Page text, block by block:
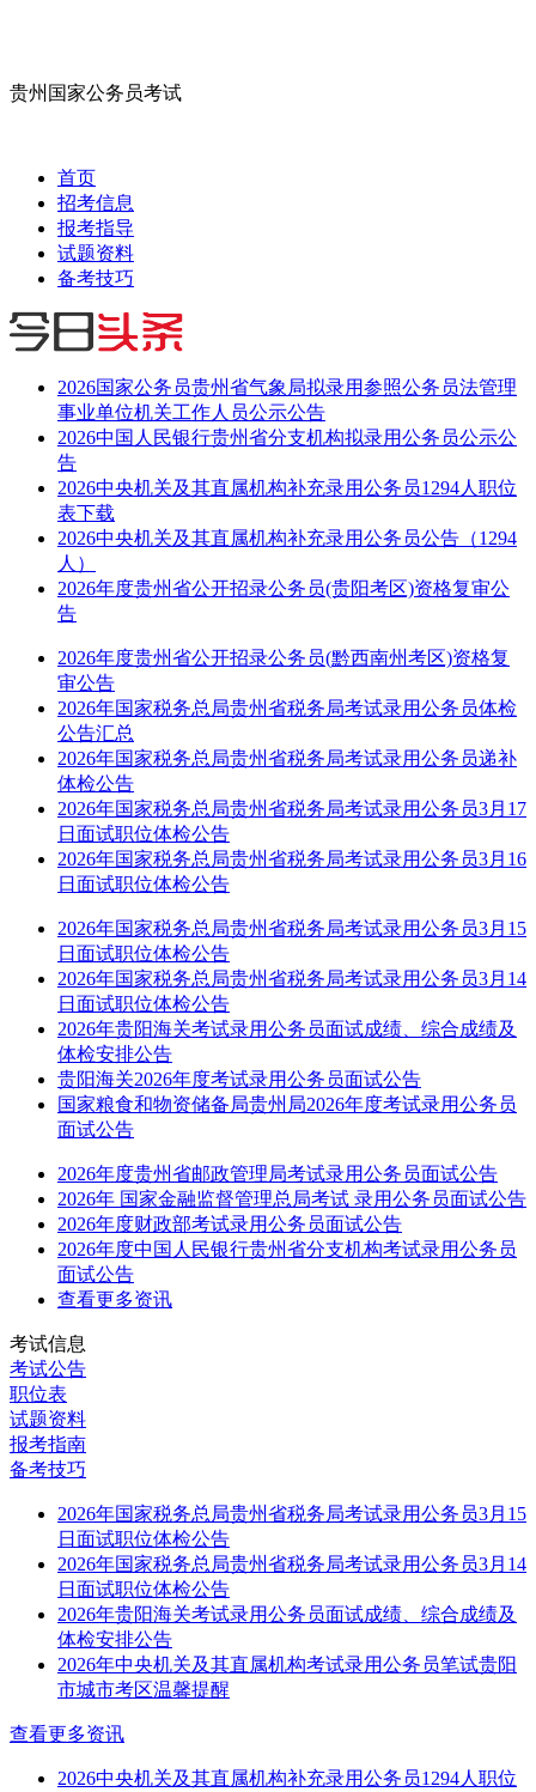
贵州国家公务员考试
首页
招考信息
报考指导
试题资料
备考技巧
2026国家公务员贵州省气象局拟录用参照公务员法管理
事业单位机关工作人员公示公告
2026中国人民银行贵州省分支机构拟录用公务员公示公
告
2026中央机关及其直属机构补充录用公务员1294人职位
表下载
2026中央机关及其直属机构补充录用公务员公告（1294
人）
2026年度贵州省公开招录公务员(贵阳考区)资格复审公
告
2026年度贵州省公开招录公务员(黔西南州考区)资格复
审公告
2026年国家税务总局贵州省税务局考试录用公务员体检
公告汇总
2026年国家税务总局贵州省税务局考试录用公务员递补
体检公告
2026年国家税务总局贵州省税务局考试录用公务员3月17
日面试职位体检公告
2026年国家税务总局贵州省税务局考试录用公务员3月16
日面试职位体检公告
2026年国家税务总局贵州省税务局考试录用公务员3月15
日面试职位体检公告
2026年国家税务总局贵州省税务局考试录用公务员3月14
日面试职位体检公告
2026年贵阳海关考试录用公务员面试成绩、综合成绩及
体检安排公告
贵阳海关2026年度考试录用公务员面试公告
国家粮食和物资储备局贵州局2026年度考试录用公务员
面试公告
2026年度贵州省邮政管理局考试录用公务员面试公告
2026年 国家金融监督管理总局考试 录用公务员面试公告
2026年度财政部考试录用公务员面试公告
2026年度中国人民银行贵州省分支机构考试录用公务员
面试公告
查看更多资讯
考试信息
考试公告
职位表
试题资料
报考指南
备考技巧
2026年国家税务总局贵州省税务局考试录用公务员3月15
日面试职位体检公告
2026年国家税务总局贵州省税务局考试录用公务员3月14
日面试职位体检公告
2026年贵阳海关考试录用公务员面试成绩、综合成绩及
体检安排公告
2026年中央机关及其直属机构考试录用公务员笔试贵阳
市城市考区温馨提醒
查看更多资讯
2026中央机关及其直属机构补充录用公务员1294人职位